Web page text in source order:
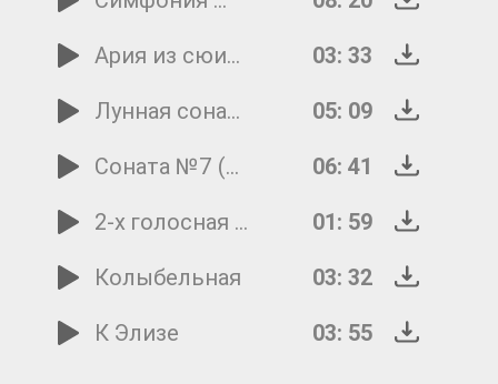
Ария из сюиты №3
03: 33
Лунная соната
05: 09
Соната №7 (C-dur) 3 часть
06: 41
2-х голосная инвенсия a-moll
01: 59
Колыбельная
03: 32
К Элизе
03: 55